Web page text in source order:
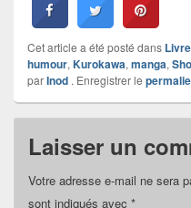
Cet article a été posté dans
humour,Kurokawa,manga,
parInod . Enregistrer le
Laisser un
Votre adresse e-mail ne sera
sont indiqués avec *